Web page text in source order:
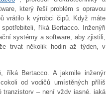
který řeší problém s opravou
vrátilo k výrobci čipů. Když máte
říká Bertacco. Inženýři
systémy a software, aby zjistili,
trvat několik hodin až týden, v
říká Bertacco. A jakmile inženýr
od vodičů umístěných příliš
tranzistory – není vždy jasné, jaká